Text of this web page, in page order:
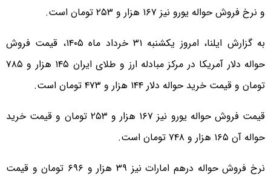
و نرخ فروش حواله یورو نیز ۱۶۷ هزار و ۲۵۳ تومان است.
به گزارش ایلنا، امروز یکشنبه ۳۱ خرداد ماه ۱۴۰۵، قیمت فروش
حواله دلار آمریکا در مرکز مبادله ارز و طلای ایران ۱۴۵ هزار و ۷۸۵
تومان و قیمت خرید حواله دلار ۱۴۴ هزار و ۴۷۳ تومان است.
قیمت فروش حواله یورو نیز ۱۶۷ هزار و ۲۵۳ تومان و قیمت خرید
حواله آن ۱۶۵ هزار و ۷۴۸ تومان است.
نرخ فروش حواله درهم امارات نیز ۳۹ هزار و ۶۹۶ تومان و قیمت